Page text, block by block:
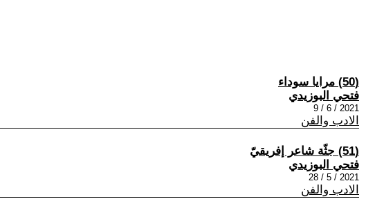
(50) مرايا سوداء
فتحي البوزيدي
2021 / 6 / 9
الادب والفن
(51) جثّة شاعر إفريقيّ
فتحي البوزيدي
2021 / 5 / 28
الادب والفن